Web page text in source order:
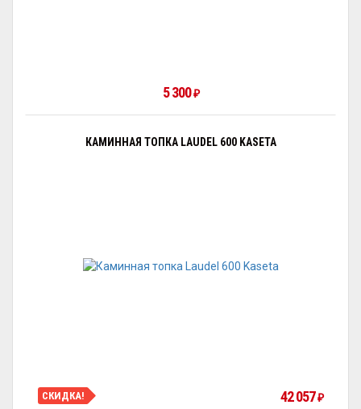
5 300₽
КАМИННАЯ ТОПКА LAUDEL 600 KASETA
СКИДКА! 42 057₽